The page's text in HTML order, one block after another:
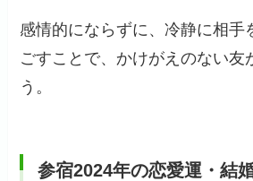
感情的にならずに、冷静に相手
ごすことで、かけがえのない友
う。
参宿2024年の恋愛運・結